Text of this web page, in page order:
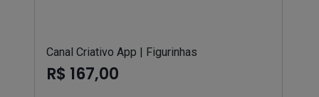
Canal Criativo App | Figurinhas
R$ 167,00